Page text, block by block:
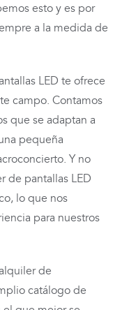
esto y es por
a la medida de
LED te ofrece
campo. Contamos
que se adaptan a
pequeña
Y no
de pantallas LED
lo que nos
para nuestros
de
catálogo de